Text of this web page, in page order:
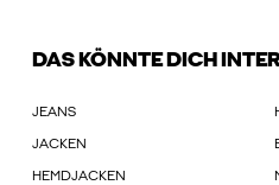
DAS KÖNNTE DICH
JEANS
JACKEN
HEMDJACKEN